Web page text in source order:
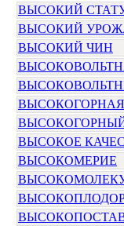
ВЫСОКИЙ
ВЫСОКИЙ
ВЫСОКИЙ ЧИН
ВЫСОКОЕ
ВЫСОКОМЕРИЕ